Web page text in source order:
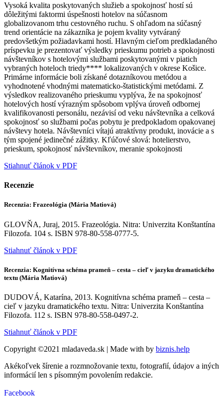
Vysoká kvalita poskytovaných služieb a spokojnosť hostí sú
dôležitými faktormi úspešnosti hotelov na súčasnom
globalizovanom trhu cestovného ruchu. S ohľadom na súčasný
trend orientácie na zákazníka je pojem kvality vytváraný
predovšetkým požiadavkami hostí. Hlavným cieľom predkladaného
príspevku je prezentovať výsledky prieskumu potrieb a spokojnosti
návštevníkov s hotelovými službami poskytovanými v piatich
vybraných hoteloch triedy**** lokalizovaných v okrese Košice.
Primárne informácie boli získané dotazníkovou metódou a
vyhodnotené vhodnými matematicko-štatistickými metódami. Z
výsledkov realizovaného prieskumu vyplýva, že na spokojnosť
hotelových hostí výrazným spôsobom vplýva úroveň odbornej
kvalifikovanosti personálu, nezávisí od veku návštevníka a celková
spokojnosť so službami počas pobytu je predpokladom opakovanej
návštevy hotela. Návštevníci vítajú atraktívny produkt, inovácie a s
tým spojené jedinečné zážitky. Kľúčové slová: hotelierstvo,
prieskum, spokojnosť návštevníkov, meranie spokojnosti
Stiahnuť článok v PDF
Recenzie
Recenzia: Frazeológia (Mária Matiová)
GLOVŇA, Juraj, 2015. Frazeológia. Nitra: Univerzita Konštantína
Filozofa. 104 s. ISBN 978-80-558-0777-5.
Stiahnuť článok v PDF
Recenzia: Kognitívna schéma prameň – cesta – cieľ v jazyku dramatického
textu (Mária Matiová)
DUDOVÁ, Katarína, 2013. Kognitívna schéma prameň – cesta –
cieľ v jazyku dramatického textu. Nitra: Univerzita Konštantína
Filozofa. 112 s. ISBN 978-80-558-0497-2.
Stiahnuť článok v PDF
Copyright ©2021 mladaveda.sk | Made with by biznis.help
Akékoľvek šírenie a rozmnožovanie textu, fotografií, údajov a iných
informácií len s písomným povolením redakcie.
Facebook